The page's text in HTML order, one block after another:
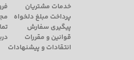
خدمات مشتریان
پرداخت مبلغ دلخواه
پیگیری سفارش
قوانین و مقررات
انتقادات و پیشنهادات